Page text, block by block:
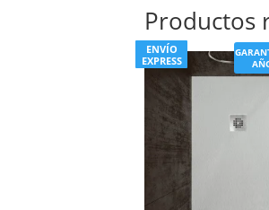
Productos
ENVÍO
EXPRESS